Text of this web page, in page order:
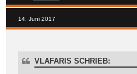
14. Juni 2017
VLAFARIS SCHRIEB: